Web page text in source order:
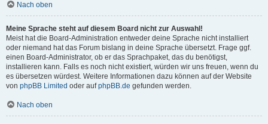
Nach oben
Meine Sprache steht auf diesem Board nicht zur Auswahl!
Meist hat die Board-Administration entweder deine Sprache nicht installiert
oder niemand hat das Forum bislang in deine Sprache übersetzt. Frage ggf.
einen Board-Administrator, ob er das Sprachpaket, das du benötigst,
installieren kann. Falls es noch nicht existiert, würden wir uns freuen, wenn du
es übersetzen würdest. Weitere Informationen dazu können auf der Website
von phpBB Limited oder aufphpBB.de gefunden werden.
Nach oben